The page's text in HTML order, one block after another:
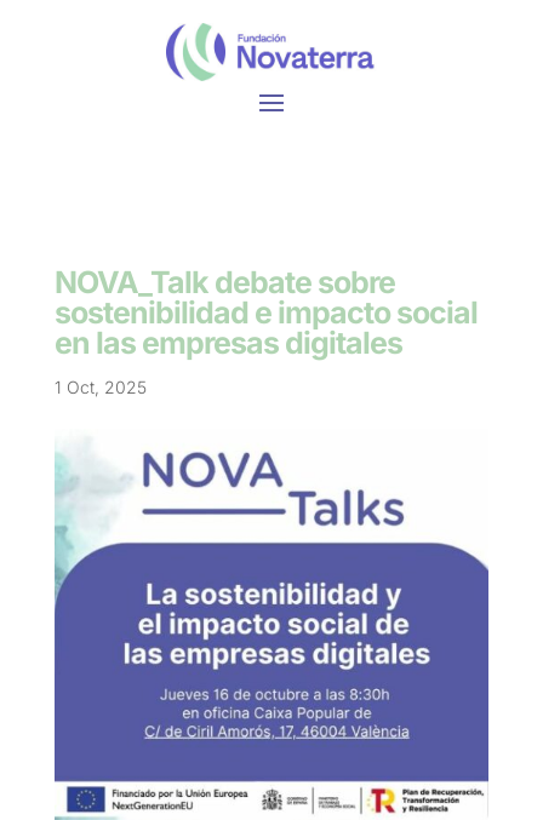
NOVA_Talk debate sobre
sostenibilidad e impacto social
en las empresas digitales
1 Oct, 2025